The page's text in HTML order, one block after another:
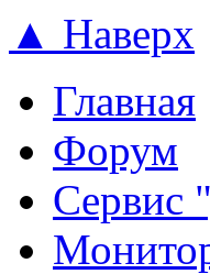
▲ Наверх
Главная
Форум
Сервис